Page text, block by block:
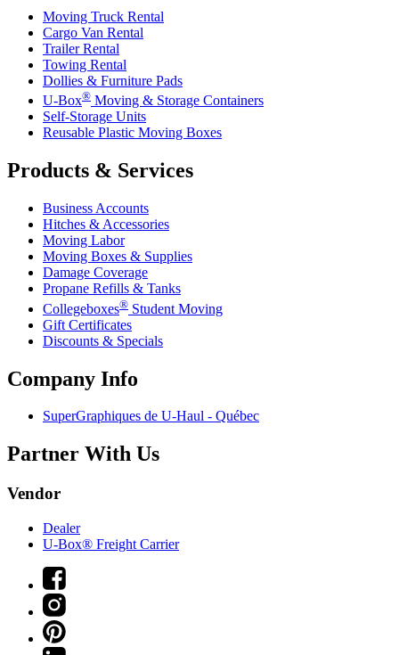
Moving Truck Rental
Cargo Van Rental
Trailer Rental
Towing Rental
Dollies & Furniture Pads
U-Box® Moving & Storage Containers
Self-Storage Units
Reusable Plastic Moving Boxes
Products & Services
Business Accounts
Hitches & Accessories
Moving Labor
Moving Boxes & Supplies
Damage Coverage
Propane Refills & Tanks
Collegeboxes® Student Moving
Gift Certificates
Discounts & Specials
Company Info
SuperGraphiques de U-Haul - Québec
Partner With Us
Vendor
Dealer
U-Box® Freight Carrier